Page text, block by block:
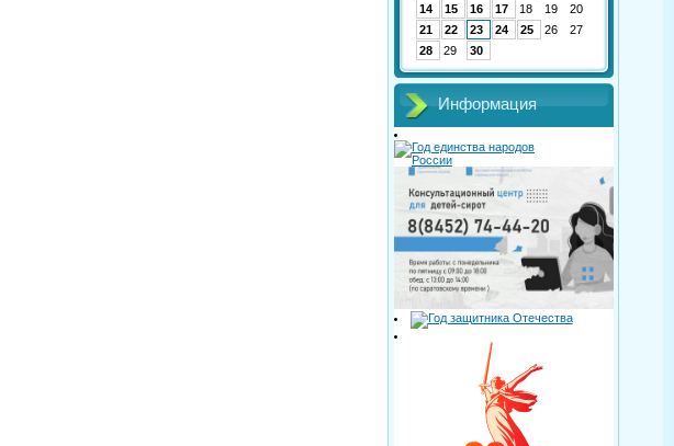
14
15 16 17 18 19
20
21
22 23 24 25 26
27
28
29 30
Информация